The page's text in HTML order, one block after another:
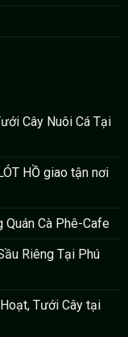
Cây Nuôi Cá Tại
HỒ giao tận nơi
Quán Cà Phê-Cafe
Riêng Tại Phú
Tưới Cây tại